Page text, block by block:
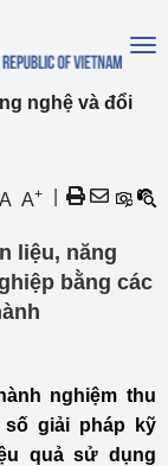
nghệ và đổi
A A+
liệu, năng
bằng các
nghiệm thu
số giải pháp kỹ
quả sử dụng